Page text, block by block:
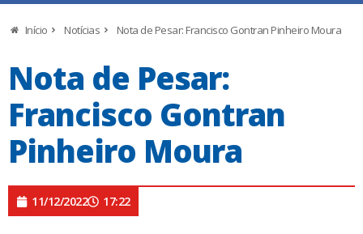
Início Notícias Nota de Pesar: Francisco Gontran Pinheiro Moura
Nota de Pesar:
Francisco Gontran
Pinheiro Moura
11/12/2022 17:22